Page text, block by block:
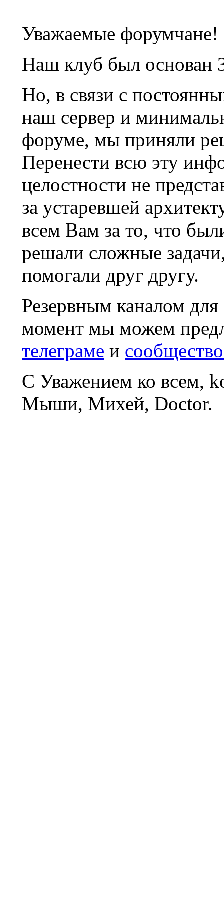
Уважаемые форумчане!
Наш клуб был основан
Но, в связи с
наш сервер и
форуме, мы приняли
Перенести всю эту
целостности не
за устаревшей
всем Вам за то, что
решали сложные
помогали друг другу.
Резервным каналом
момент мы можем
телеграме и
С Уважением ко всем,
Мыши, Михей, Doctor.